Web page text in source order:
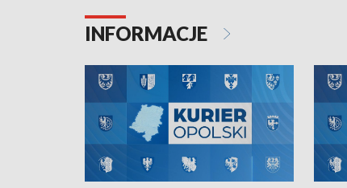
torowym.
INFORMACJE